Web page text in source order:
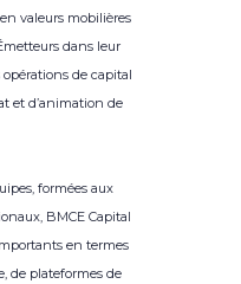
valeurs mobilières
dans leur
de capital
et d’animation de
formées aux
BMCE Capital
en termes
de plateformes de